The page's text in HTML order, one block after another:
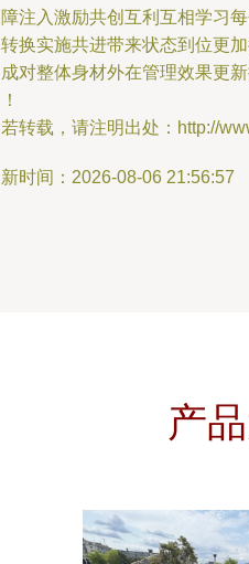
注入激励共创互利互相学习
换实施共进带来状态到位更
对整体身材外在管理效果更
转载，请注明出处：http://
时间：2026-08-06 21:56:57
产